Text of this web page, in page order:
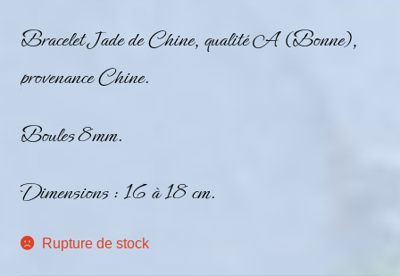
Bracelet Jade de Chine, qualité A (Bonne),
provenance Chine.
Boules 8mm.
Dimensions : 16 à 18 cm.
Rupture de stock